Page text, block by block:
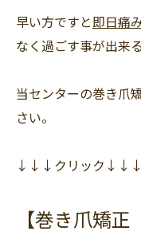
早い方ですと即日痛
なく過ごす事が出来
当センターの巻き爪
さい。
↓↓↓クリック↓↓↓
【巻き爪矯